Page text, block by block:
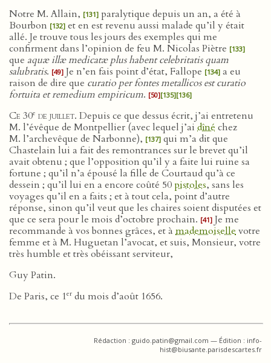
Notre M. Allain, [131] paralytique depuis un an, a été à
Bourbon [132] et en est revenu aussi malade qu’il y était
allé. Je trouve tous les jours des exemples qui me
confirment dans l’opinion de feu M. Nicolas Piètre [133]
que aquæ illæ medicatæ plus habent celebritatis quam
salubratis. [49] Je n’en fais point d’état, Fallope [134] a eu
raison de dire que curatio per fontes metallicos est curatio
fortuita et remedium empiricum. [50][135][136]
Ce 30e de juillet. Depuis ce que dessus écrit, j’ai entretenu
M. l’évêque de Montpellier (avec lequel j’ai dîné chez
M. l’archevêque de Narbonne), [137] qui m’a dit que
Chastelain lui a fait des remontrances sur le brevet qu’il
avait obtenu ; que l’opposition qu’il y a faite lui ruine sa
fortune ; qu’il n’a épousé la fille de Courtaud qu’à ce
dessein ; qu’il lui en a encore coûté 50pistoles, sans les
voyages qu’il en a faits ; et à tout cela, point d’autre
réponse, sinon qu’il veut que les chaires soient disputées et
que ce sera pour le mois d’octobre prochain. [41] Je me
recommande à vos bonnes grâces, et à mademoisellevotre
femme et à M. Huguetan l’avocat, et suis, Monsieur, votre
très humble et très obéissant serviteur,
Guy Patin.
De Paris, ce 1er du mois d’août 1656.
Rédaction : guido.patin@gmail.com — Édition : info-
hist@biusante.parisdescartes.fr